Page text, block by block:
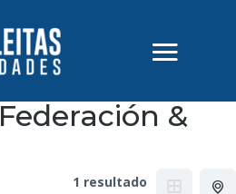
Federación &
1 resultado